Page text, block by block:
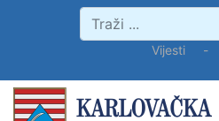
Vijesti-